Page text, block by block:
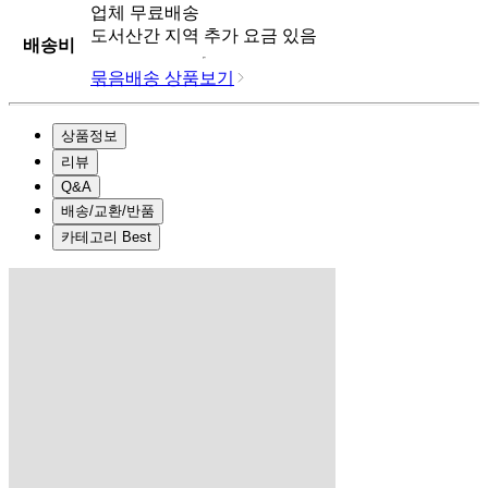
배송비
업체 무료배송
도서산간 지역 추가 요금 있음
묶음배송 상품보기
상품정보
리뷰
Q&A
배송/교환/반품
카테고리 Best